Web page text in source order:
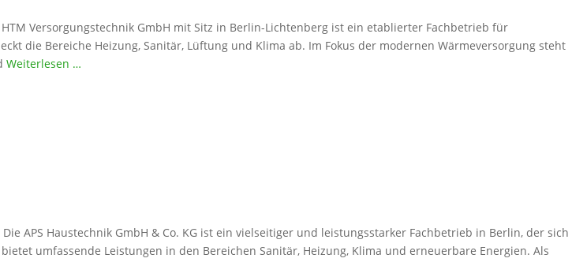
Versorgungstechnik GmbH mit Sitz in Berlin-Lichtenberg ist ein etablierter Fachbetrieb für
die Bereiche Heizung, Sanitär, Lüftung und Klima ab. Im Fokus der modernen Wärmeversorgung steht
Weiterlesen …
APS Haustechnik GmbH & Co. KG ist ein vielseitiger und leistungsstarker Fachbetrieb in Berlin, der sich
umfassende Leistungen in den Bereichen Sanitär, Heizung, Klima und erneuerbare Energien. Als